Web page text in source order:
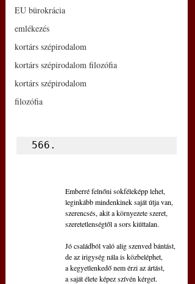
EU bürokrácia
emlékezés
kortárs szépirodalom
kortárs szépirodalom filozófia
kortárs szépirodalom
filozófia
566.
Emberré felnőni sokféleképp lehet,
leginkább mindenkinek saját útja van,
szerencsés, akit a környezete szeret,
szeretetlenségtől a sors kiúttalan.
Jó családból való alig szenved bántást,
de az irigység nála is közbeléphet,
a kegyetlenkedő nem érzi az ártást,
a saját élete képez szívén kérget.